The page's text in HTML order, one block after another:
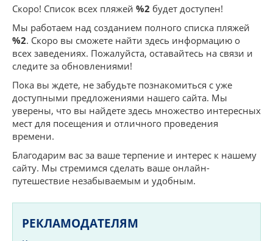
КЕМПИНГ
КОМАРКИ (РАЙОНЫ)
РЕЦЕПТЫ
ПРЕДЛОЖЕНИЯ
СТАТЬИ
УСЛУГИ
Скоро! Список всех пляжей %2 будет доступен!
Мы работаем над созданием полного списка пляжей
%2. Скоро вы сможете найти здесь информацию о
всех заведениях. Пожалуйста, оставайтесь на связи и
следите за обновлениями!
Пока вы ждете, не забудьте познакомиться с уже
доступными предложениями нашего сайта. Мы
уверены, что вы найдете здесь множество интересных
мест для посещения и отличного проведения
времени.
Благодарим вас за ваше терпение и интерес к нашему
сайту. Мы стремимся сделать ваше онлайн-
путешествие незабываемым и удобным.
РЕКЛАМОДАТЕЛЯМ